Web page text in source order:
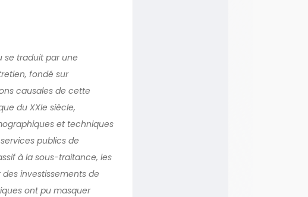
se traduit par une
fondé sur
causales de cette
du XXIe siècle,
et techniques
publics de
à la sous-traitance, les
investissements de
ont pu masquer